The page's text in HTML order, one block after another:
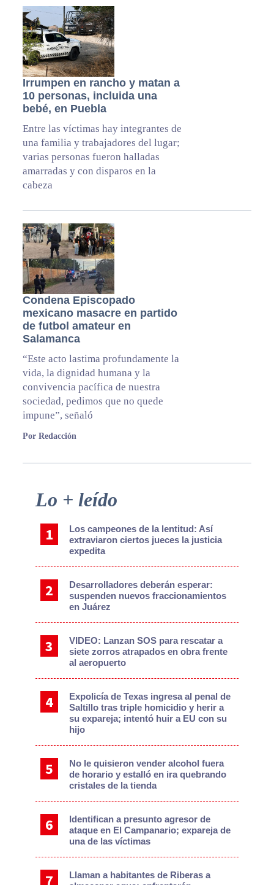
Irrumpen en rancho y matan a
10 personas, incluida una
bebé, en Puebla
Entre las víctimas hay integrantes de
una familia y trabajadores del lugar;
varias personas fueron halladas
amarradas y con disparos en la
cabeza
Condena Episcopado
mexicano masacre en partido
de futbol amateur en
Salamanca
“Este acto lastima profundamente la
vida, la dignidad humana y la
convivencia pacífica de nuestra
sociedad, pedimos que no quede
impune”, señaló
Por Redacción
Primary
Lo + leído
Los campeones de la lentitud: Así
extraviaron ciertos jueces la justicia
expedita
Desarrolladores deberán esperar:
suspenden nuevos fraccionamientos
en Juárez
VIDEO: Lanzan SOS para rescatar a
siete zorros atrapados en obra frente
al aeropuerto
Expolicía de Texas ingresa al penal de
Saltillo tras triple homicidio y herir a
su expareja; intentó huir a EU con su
hijo
No le quisieron vender alcohol fuera
de horario y estalló en ira quebrando
cristales de la tienda
Identifican a presunto agresor de
ataque en El Campanario; expareja de
una de las víctimas
Llaman a habitantes de Riberas a